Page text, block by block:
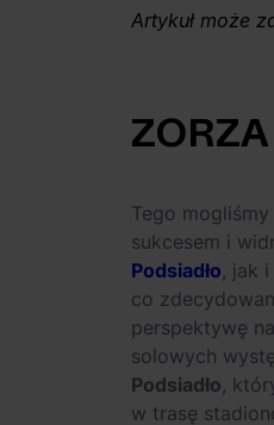
Artykuł może
Tego
sukcesem i
Podsiadło, jak
co
perspektywę
solowych
Podsiadło,
w trasę